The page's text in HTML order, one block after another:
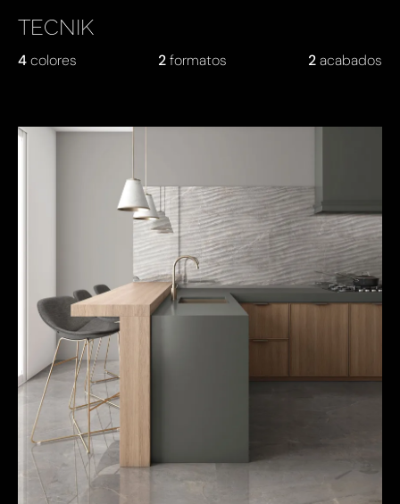
TECNIK
4colores 2formatos 2acabados